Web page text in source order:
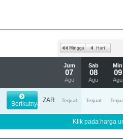
Jum
07
Agu
Sab
08
Agu
Min
09
Agu
Berikutnya ZAR Terjual Terjual
Klik pada harga